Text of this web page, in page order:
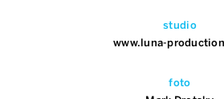
studio
www.luna-
foto